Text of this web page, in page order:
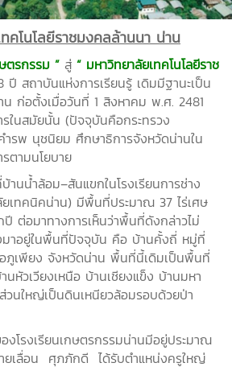
คโนโลยีราชมงคลล้านนา น่าน
ตรกรรม ” สู่ “ มหาวิทยาลัยเทคโนโลยีราช
ปี สถาบันแห่งการเรียนรู้ เดิมมีฐานะเป็น
น ก่อตั้งเมื่อวันที่ 1 สิงหาคม พ.ศ. 2481
ในสมัยนั้น (ปัจจุบันคือกระทรวง
ำรพ นุชนิยม ศึกษาธิการจังหวัดน่านใน
ตามนโยบาย
น้ำล้อม–สันแขกในโรงเรียนการช่าง
เทคนิคน่าน) มีพื้นที่ประมาณ 37 ไร่เศษ
ต่อมาทางการเห็นว่าพื้นที่ดังกล่าวไม่
มาอยู่ในพื้นที่ปัจจุบัน คือ บ้านคั้งถี่ หมู่ที่
อภูเพียง จังหวัดน่าน พื้นที่นี้เดิมเป็นพื้นที่
หัวเวียงเหนือ บ้านเชียงแข็ง บ้านมหา
นใหญ่เป็นดินเหนียวล้อมรอบด้วยป่า
รงเรียนเกษตรกรรมน่านมีอยู่ประมาณ
ยเลื่อน ศุภภักดี ได้รับตำแหน่งครูใหญ่